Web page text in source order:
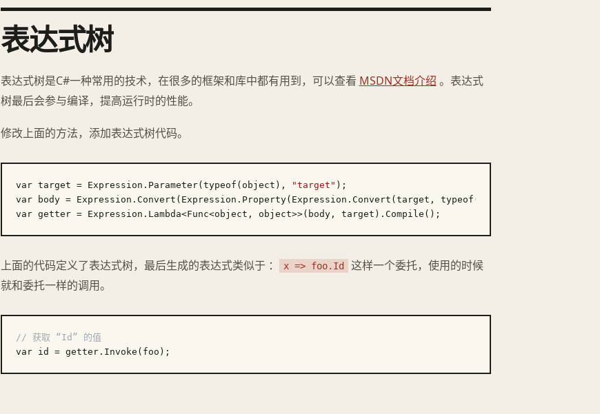
表达式树
表达式树是C#一种常用的技术，在很多的框架和库中都有用到，可以查看 MSDN文档介绍 。表达式
树最后会参与编译，提高运行时的性能。
修改上面的方法，添加表达式树代码。
var target = Expression.Parameter(typeof(object), "target" );
var body = Expression.Convert(Expression.Property(Expression.Convert(target, typeof(Foo)), property),
上面的代码定义了表达式树，最后生成的表达式类似于 ： x => foo.Id
这样一个委托，使用的时候
就和委托一样的调用。
// 获取 “Id” 的值